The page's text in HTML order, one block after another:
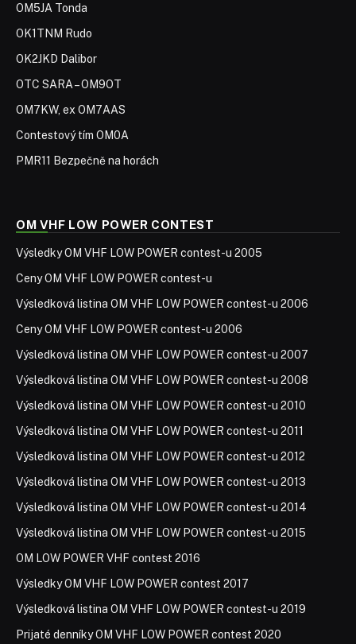
OM5JA Tonda
OK1TNM Rudo
OK2JKD Dalibor
OTC SARA – OM9OT
OM7KW, ex OM7AAS
Contestový tím OM0A
PMR11 Bezpečně na horách
OM VHF LOW POWER CONTEST
Výsledky OM VHF LOW POWER contest-u 2005
Ceny OM VHF LOW POWER contest-u
Výsledková listina OM VHF LOW POWER contest-u 2006
Ceny OM VHF LOW POWER contest-u 2006
Výsledková listina OM VHF LOW POWER contest-u 2007
Výsledková listina OM VHF LOW POWER contest-u 2008
Výsledková listina OM VHF LOW POWER contest-u 2010
Výsledková listina OM VHF LOW POWER contest-u 2011
Výsledková listina OM VHF LOW POWER contest-u 2012
Výsledková listina OM VHF LOW POWER contest-u 2013
Výsledková listina OM VHF LOW POWER contest-u 2014
Výsledková listina OM VHF LOW POWER contest-u 2015
OM LOW POWER VHF contest 2016
Výsledky OM VHF LOW POWER contest 2017
Výsledková listina OM VHF LOW POWER contest-u 2019
Prijaté denníky OM VHF LOW POWER contest 2020